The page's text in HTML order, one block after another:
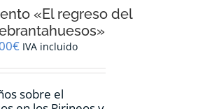
«El regreso del
€ IVA incluido
sobre el